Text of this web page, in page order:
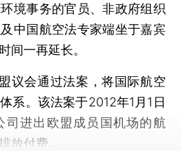
境事务的官员、非政府组织
中国航空法专家端坐于嘉宾
间一再延长。
会通过法案，将国际航空
系。该法案于2012年1月1日
司进出欧盟成员国机场的航
放付费。